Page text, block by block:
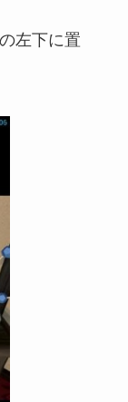
左下に置